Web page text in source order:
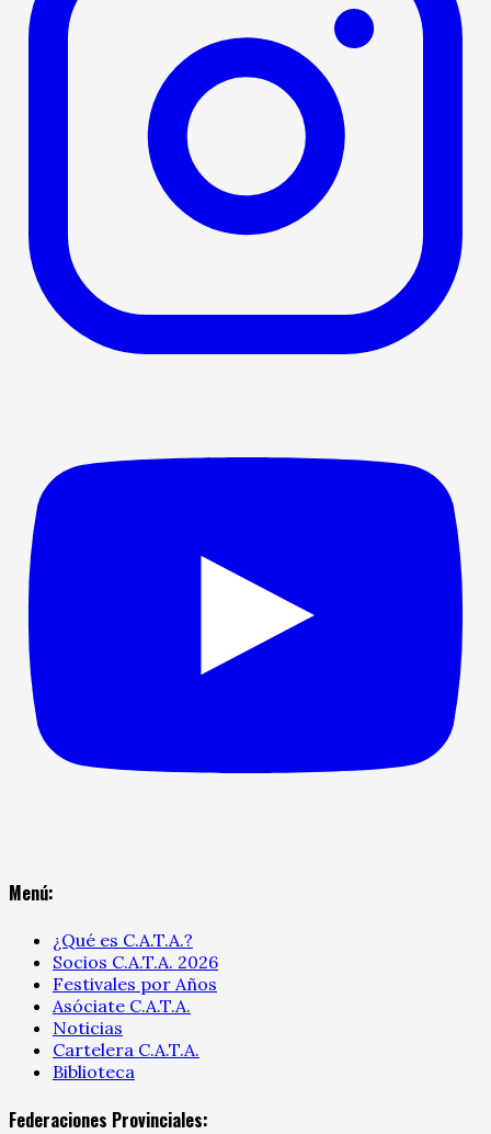
Menú:
¿Qué es C.A.T.A.?
Socios C.A.T.A. 2026
Festivales por Años
Asóciate C.A.T.A.
Noticias
Cartelera C.A.T.A.
Biblioteca
Federaciones Provinciales: